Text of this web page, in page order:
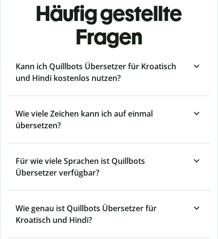
Häufig gestellte
Fragen
Kann ich Quillbots Übersetzer für Kroatisch
und Hindi kostenlos nutzen?
Wie viele Zeichen kann ich auf einmal
übersetzen?
Für wie viele Sprachen ist Quillbots
Übersetzer verfügbar?
Wie genau ist Quillbots Übersetzer für
Kroatisch und Hindi?